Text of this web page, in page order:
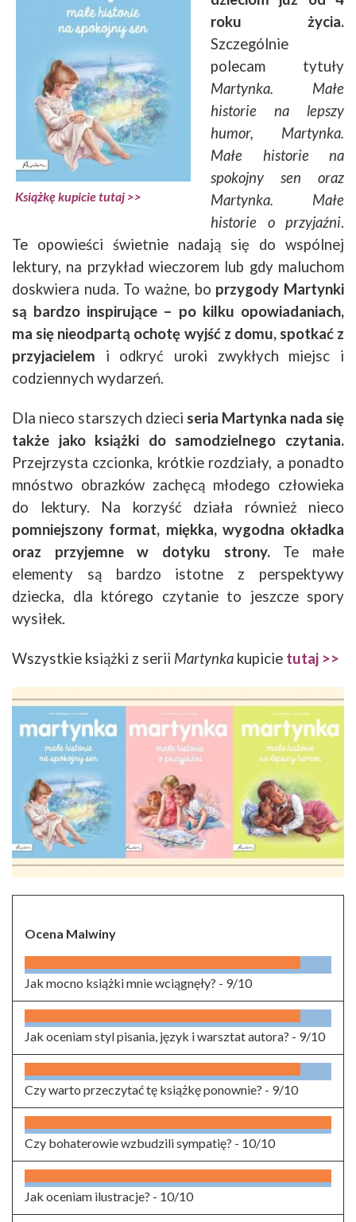
Książkę kupicie tutaj >>
roku życia.
Szczególnie
polecam tytuły
Martynka. Małe
historie na lepszy
humor, Martynka.
Małe historie na
spokojny sen oraz
Martynka. Małe
historie o przyjaźni.
Te opowieści świetnie nadają się do wspólnej
lektury, na przykład wieczorem lub gdy maluchom
doskwiera nuda. To ważne, bo przygody Martynki
są bardzo inspirujące – po kilku opowiadaniach,
ma się nieodpartą ochotę wyjść z domu, spotkać z
przyjacielem i odkryć uroki zwykłych miejsc i
codziennych wydarzeń.
Dla nieco starszych dzieci seria Martynka nada się
także jako książki do samodzielnego czytania.
Przejrzysta czcionka, krótkie rozdziały, a ponadto
mnóstwo obrazków zachęcą młodego człowieka
do lektury. Na korzyść działa również nieco
pomniejszony format, miękka, wygodna okładka
oraz przyjemne w dotyku strony.Te małe
elementy są bardzo istotne z perspektywy
dziecka, dla którego czytanie to jeszcze spory
wysiłek.
Wszystkie książki z serii Martynka kupicie tutaj >>
Ocena Malwiny
Jak mocno książki mnie wciągnęły? - 9/10
Jak oceniam styl pisania, język i warsztat autora? - 9/10
Czy warto przeczytać tę książkę ponownie? - 9/10
Czy bohaterowie wzbudzili sympatię? - 10/10
Jak oceniam ilustracje? - 10/10